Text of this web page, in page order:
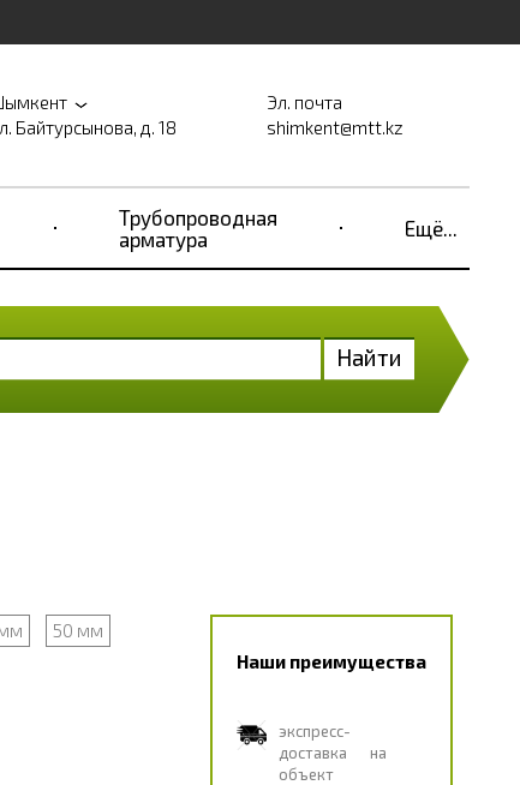
Байтурсынова, д. 18
Эл. почта
shimkent@mtt.kz
Трубопроводная
арматура
Ещё...
Найти
50 мм
Наши преимущества
экспресс-
доставка на
объект